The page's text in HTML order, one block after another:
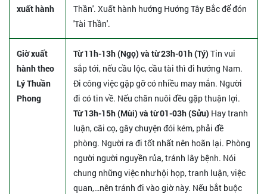
xuất hành
Thần'. Xuất hành hướng Hướng Tây Bắc để đón
'Tài Thần'.
Giờ xuất
hành theo
Lý Thuần
Phong
Từ 11h-13h (Ngọ) và từ 23h-01h (Tý) Tin vui
sắp tới, nếu cầu lộc, cầu tài thì đi hướng Nam.
Đi công việc gặp gỡ có nhiều may mắn. Người
đi có tin về. Nếu chăn nuôi đều gặp thuận lợi.
Từ 13h-15h (Mùi) và từ 01-03h (Sửu) Hay tranh
luận, cãi cọ, gây chuyện đói kém, phải đề
phòng. Người ra đi tốt nhất nên hoãn lại. Phòng
người người nguyền rủa, tránh lây bệnh. Nói
chung những việc như hội họp, tranh luận, việc
quan,…nên tránh đi vào giờ này. Nếu bắt buộc